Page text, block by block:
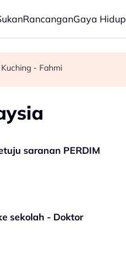
RancanganGaya Hidup
kerusi DUN – Adly
ditutup- Fahmi
saranan PERDIM
sekolah - Doktor